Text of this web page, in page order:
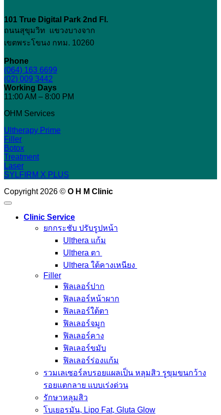
101 True Digital Park 2nd Fl.
ถนนสุขุมวิท แขวงบางจาก
เขตพระโขนง กทม. 10260
Phone
(064) 163 6699
(02) 009 3442
Working Days
11:00 AM – 8:00 PM
OHM Services
Ultherapy Prime
Filler
Botox
Treatment
Laser
SYLFIRM X PLUS
Copyright 2026 © O H M Clinic
Clinic Service
ยกกระชับ ปรับรูปหน้า
Ulthera แก้ม
Ulthera ตา
Ulthera ใต้คางเหนียง
Filler
ฟิลเลอร์ปาก
ฟิลเลอร์หน้าผาก
ฟิลเลอร์ใต้ตา
ฟิลเลอร์จมูก
ฟิลเลอร์คาง
ฟิลเลอร์ขมับ
ฟิลเลอร์ร่องแก้ม
รวมเลเซอร์ลบรอยแผลเป็น หลุมสิว รูขุมขนกว้าง
รอยแตกลาย แบบเร่งด่วน
รักษาหลุมสิว
โบเยอรมัน, Lipo Fat, Gluta Glow